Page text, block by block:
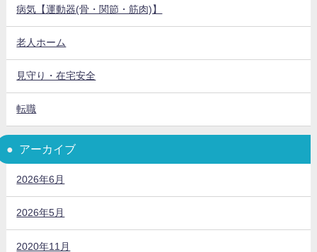
病気【運動器(骨・関節・筋肉)】
老人ホーム
見守り・在宅安全
転職
アーカイブ
2026年6月
2026年5月
2020年11月